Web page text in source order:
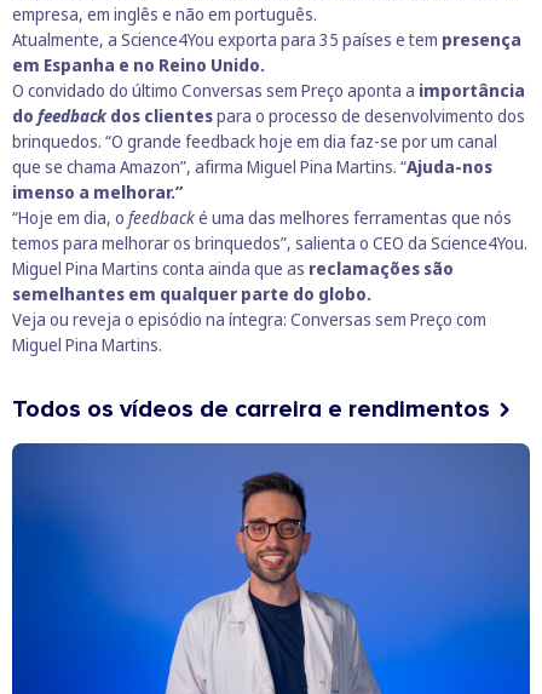
empresa, em inglês e não em português.
Atualmente, a Science4You exporta para 35 países e tem presença
em Espanha e no Reino Unido.
O convidado do último Conversas sem Preço aponta a importância
do feedback dos clientespara o processo de desenvolvimento dos
brinquedos. “O grande feedback hoje em dia faz-se por um canal
que se chama Amazon”, afirma Miguel Pina Martins. “Ajuda-nos
imenso a melhorar.”
“Hoje em dia, o feedbacké uma das melhores ferramentas que nós
temos para melhorar os brinquedos”, salienta o CEO da Science4You.
Miguel Pina Martins conta ainda que as reclamações são
semelhantes em qualquer parte do globo.
Veja ou reveja o episódio na íntegra: Conversas sem Preço com
Miguel Pina Martins.
Todos os vídeos de carreira e rendimentos